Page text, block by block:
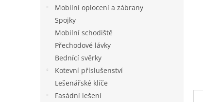
Mobilní oplocení a zábrany
Spojky
Mobilní schodiště
Přechodové lávky
Bednící svěrky
Kotevní příslušenství
Lešenářské klíče
Fasádní lešení